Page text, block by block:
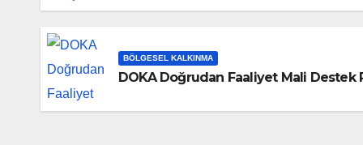
BÖLGESEL KALKINMA
DOKA Doğrudan Faaliyet Mali Destek